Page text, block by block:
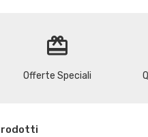
redeem
Offerte Speciali